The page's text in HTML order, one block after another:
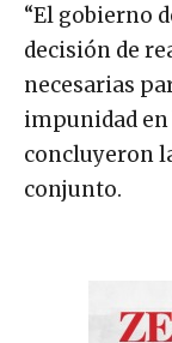
“El gobierno
decisión de
necesarias
impunidad en
concluyeron
conjunto.